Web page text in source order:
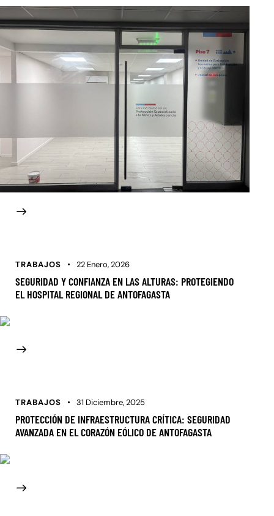
TRABAJOS 22 Enero, 2026
SEGURIDAD Y CONFIANZA EN LAS ALTURAS: PROTEGIENDO
EL HOSPITAL REGIONAL DE ANTOFAGASTA
TRABAJOS 31 Diciembre, 2025
PROTECCIÓN DE INFRAESTRUCTURA CRÍTICA: SEGURIDAD
AVANZADA EN EL CORAZÓN EÓLICO DE ANTOFAGASTA